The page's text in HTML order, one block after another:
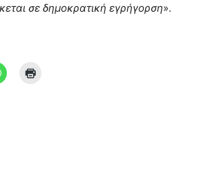
σε δημοκρατική εγρήγορση».